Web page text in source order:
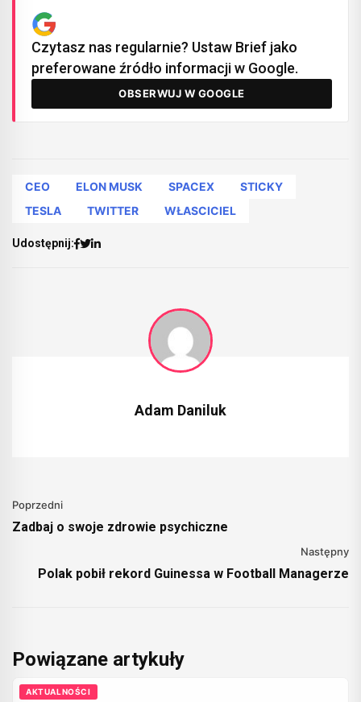
Czytasz nas regularnie? Ustaw Brief jako
preferowane źródło informacji w Google.
OBSERWUJ W GOOGLE
CEO ELON MUSK SPACEX
STICKY
TESLA
TWITTER WŁASCICIEL
Udostępnij:
Adam Daniluk
Poprzedni
Zadbaj o swoje zdrowie psychiczne
Następny
Polak pobił rekord Guinessa w Football Managerze
Powiązane artykuły
AKTUALNOŚCI